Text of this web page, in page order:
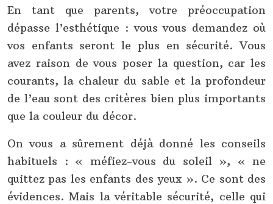
En tant que parents, votre préoccupation
dépasse l’esthétique : vous vous demandez où
vos enfants seront le plus en sécurité. Vous
avez raison de vous poser la question, car les
courants, la chaleur du sable et la profondeur
de l’eau sont des critères bien plus importants
que la couleur du décor.
On vous a sûrement déjà donné les conseils
habituels : « méfiez-vous du soleil », « ne
quittez pas les enfants des yeux ». Ce sont des
évidences. Mais la véritable sécurité, celle qui